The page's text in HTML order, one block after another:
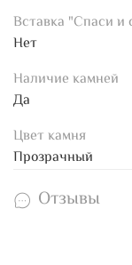
Вставка "Спаси и
Нет
Наличие камней
Да
Цвет камня
Прозрачный
Отзывы